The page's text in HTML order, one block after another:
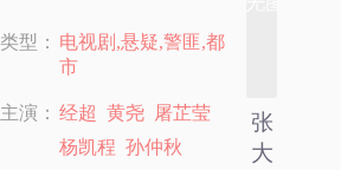
类型： 电视剧,悬疑,警匪,都
市
主演： 经超 黄尧 屠芷莹
杨凯程 孙仲秋
张
大